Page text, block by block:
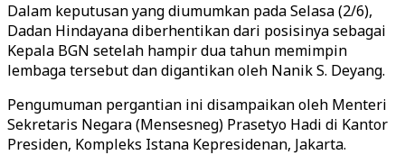
Dalam keputusan yang diumumkan pada Selasa (2/6),
Dadan Hindayana diberhentikan dari posisinya sebagai
Kepala BGN setelah hampir dua tahun memimpin
lembaga tersebut dan digantikan oleh Nanik S. Deyang.
Pengumuman pergantian ini disampaikan oleh Menteri
Sekretaris Negara (Mensesneg) Prasetyo Hadi di Kantor
Presiden, Kompleks Istana Kepresidenan, Jakarta.